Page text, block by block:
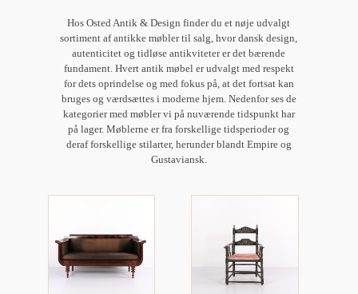
Hos Osted Antik & Design finder du et nøje udvalgt
sortiment af antikke møbler til salg, hvor dansk design,
autenticitet og tidløse antikviteter er det bærende
fundament. Hvert antik møbel er udvalgt med respekt
for dets oprindelse og med fokus på, at det fortsat kan
bruges og værdsættes i moderne hjem. Nedenfor ses de
kategorier med møbler vi på nuværende tidspunkt har
på lager. Møblerne er fra forskellige tidsperioder og
deraf forskellige stilarter, herunder blandt Empire og
Gustaviansk.